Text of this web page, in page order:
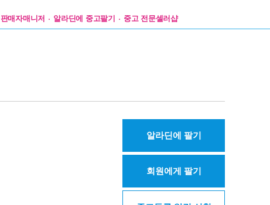
판매자매니저 알라딘에 중고팔기 중고 전문셀러샵
알라딘에 팔기
회원에게 팔기